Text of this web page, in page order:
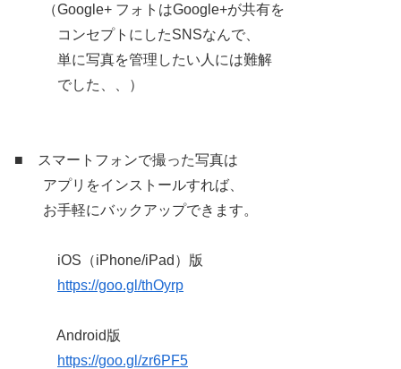
（Google+ フォトはGoogle+が共有を
コンセプトにしたSNSなんで、
単に写真を管理したい人には難解
でした、、）
■ スマートフォンで撮った写真は
アプリをインストールすれば、
お手軽にバックアップできます。
iOS（iPhone/iPad）版
https://goo.gl/thOyrp
Android版
https://goo.gl/zr6PF5